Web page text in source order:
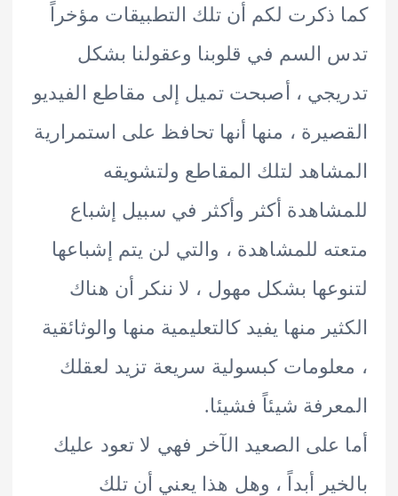
ذكرت لكم أن تلك التطبيقات مؤخراً
السم في قلوبنا وعقولنا بشكل
، أصبحت تميل إلى مقاطع الفيديو
، منها أنها تحافظ على استمرارية
لتلك المقاطع ولتشويقه
أكثر وأكثر في سبيل إشباع
للمشاهدة ، والتي لن يتم إشباعها
بشكل مهول ، لا ننكر أن هناك
منها يفيد كالتعليمية منها والوثائقية
كبسولية سريعة تزيد لعقلك
شيئاً فشيئا.
الصعيد الآخر فهي لا تعود عليك
أبداً ، وهل هذا يعني أن تلك